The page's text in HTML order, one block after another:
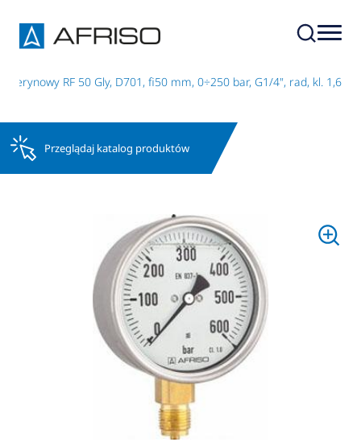
RF 50 Gly, D701, fi50 mm, 0÷250 bar, G1/4", rad, kl. 1,6
Przeglądaj katalog produktów